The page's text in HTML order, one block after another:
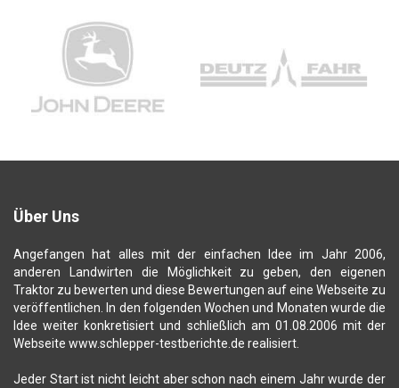
Über Uns
Angefangen hat alles mit der einfachen Idee im Jahr 2006,
anderen Landwirten die Möglichkeit zu geben, den eigenen
Traktor zu bewerten und diese Bewertungen auf eine Webseite zu
veröffentlichen. In den folgenden Wochen und Monaten wurde die
Idee weiter konkretisiert und schließlich am 01.08.2006 mit der
Webseite www.schlepper-testberichte.de realisiert.
Jeder Start ist nicht leicht aber schon nach einem Jahr wurde der